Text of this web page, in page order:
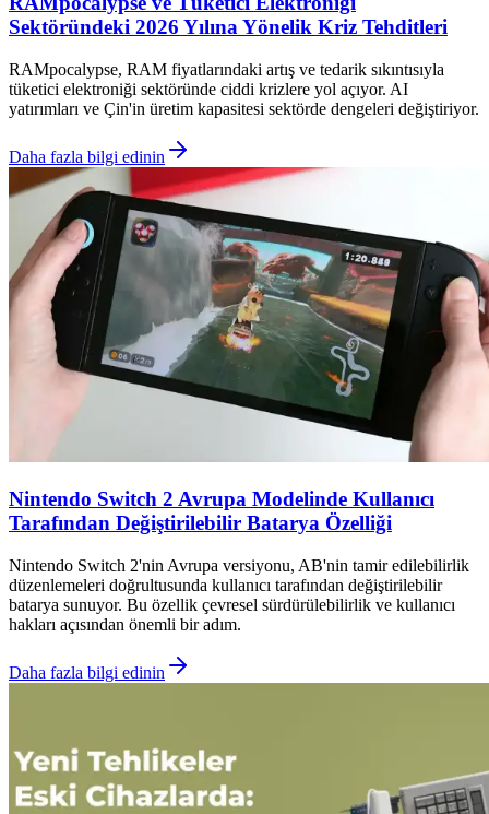
Sektöründeki 2026 Yılına Yönelik Kriz Tehditleri
RAMpocalypse, RAM fiyatlarındaki artış ve tedarik sıkıntısıyla
tüketici elektroniği sektöründe ciddi krizlere yol açıyor. AI
yatırımları ve Çin'in üretim kapasitesi sektörde dengeleri değiştiriyor.
Daha fazla bilgi edinin
Nintendo Switch 2 Avrupa Modelinde Kullanıcı
Tarafından Değiştirilebilir Batarya Özelliği
Nintendo Switch 2'nin Avrupa versiyonu, AB'nin tamir edilebilirlik
düzenlemeleri doğrultusunda kullanıcı tarafından değiştirilebilir
batarya sunuyor. Bu özellik çevresel sürdürülebilirlik ve kullanıcı
hakları açısından önemli bir adım.
Daha fazla bilgi edinin